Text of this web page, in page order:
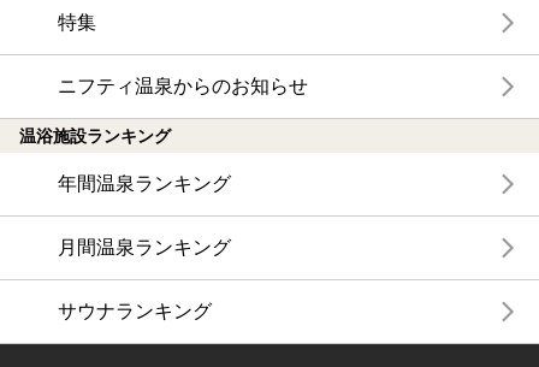
特集
ニフティ温泉からのお知らせ
温浴施設ランキング
年間温泉ランキング
月間温泉ランキング
サウナランキング